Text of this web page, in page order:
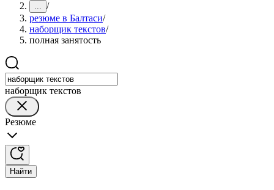
... /
резюме в Балтаси/
наборщик текстов/
полная занятость
наборщик текстов
Резюме
Найти